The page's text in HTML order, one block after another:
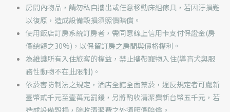
房間內物品，請勿私自攜出或任意移動床組傢具，若因汙損難
以復原，造成設備毀損須照價賠償。
使用飯店訂房系統訂房者，需同意線上信用卡支付保證金(房
價總額之30%)，以保留訂房之房間與價格權利。
為維護所有入住旅客的權益，禁止攜帶寵物入住(導盲犬與服
務性動物不在此限制)。
依菸害防制法之規定，酒店全館全面禁菸，違反規定者可處新
臺幣貳千元至壹萬元罰鍰，另將酌收清潔費新台幣五千元，若
造成設備毀損，除收清潔費之外須照價賠償。